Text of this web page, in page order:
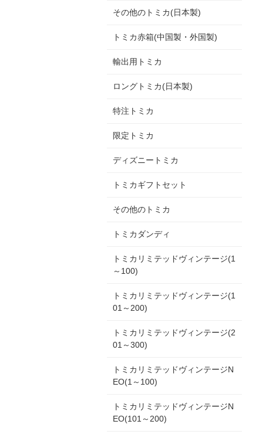
その他のトミカ(日本製)
トミカ赤箱(中国製・外国製)
輸出用トミカ
ロングトミカ(日本製)
特注トミカ
限定トミカ
ディズニートミカ
トミカギフトセット
その他のトミカ
トミカダンディ
トミカリミテッドヴィンテージ(1
～100)
トミカリミテッドヴィンテージ(1
01～200)
トミカリミテッドヴィンテージ(2
01～300)
トミカリミテッドヴィンテージN
EO(1～100)
トミカリミテッドヴィンテージN
EO(101～200)